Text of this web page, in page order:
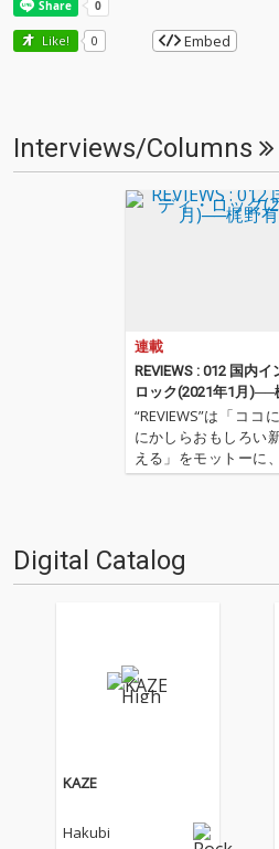
Like! 0 Embed
Interviews/Columns
連載
REVIEWS : 012 国内イ
ロック(2021年1月)──
“REVIEWS”は「ココ
にかしらおもしろい
える」をモットーに
な書き手が新譜(基本
は、OTOTOYのニュ
ー・スタッ…
Digital Catalog
KAZE
Hakubi